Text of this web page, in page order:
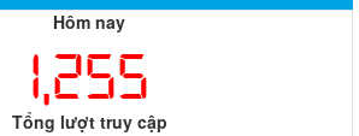
Hôm nay
1,255
Tổng lượt truy cập